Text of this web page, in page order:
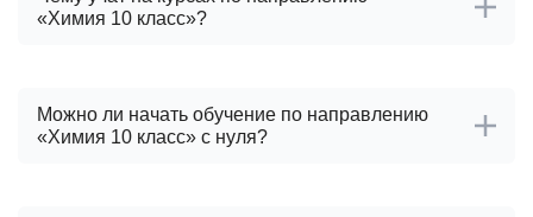
школы:
Тетрика
Дом знаний
«Химия 10 класс»?
обычно разбирают базовые понятия, практические
задачи и инструменты, которые нужны для
Можно ли начать обучение по направлению
«Химия 10 класс» с нуля?